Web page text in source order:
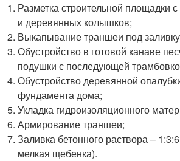
Разметка строительной площадки
и деревянных колышков;
Выкапывание траншеи под
Обустройство в готовой канаве
подушки с последующей
Обустройство деревянной
фундамента дома;
Укладка гидроизоляционного
Армирование траншеи;
Заливка бетонного раствора –
мелкая щебенка).